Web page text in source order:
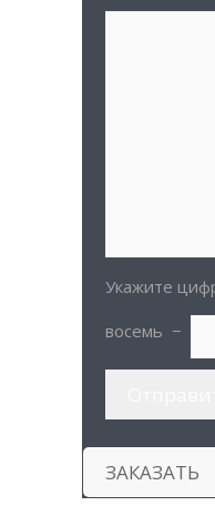
Укажите
восемь −
ЗАКАЗАТЬ